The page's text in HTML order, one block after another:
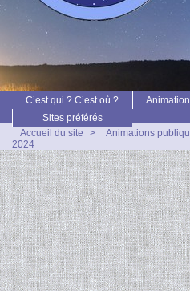
C’est qui ? C’est où ?
Sites préférés
Accueil du site
> Animations
2024